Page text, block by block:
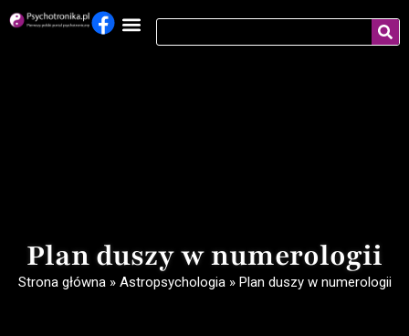
Plan duszy w numerologii
Strona główna» Astropsychologia» Plan duszy w numerologii